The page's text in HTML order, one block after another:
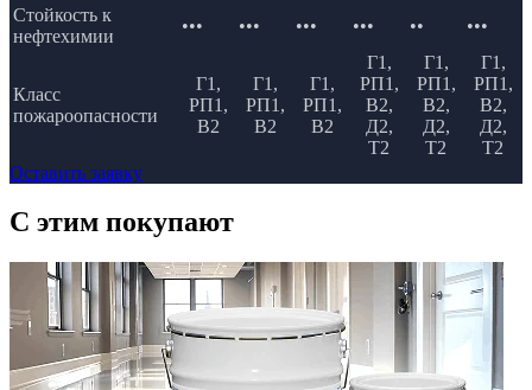
Стойкость к
нефтехимии
••• ••• ••• ••• •• •••
Класс
пожароопасности
Г1,
РП1,
В2
Г1,
РП1,
В2
Г1,
РП1,
В2
Г1,
РП1,
В2,
Д2,
Т2
Г1,
РП1,
В2,
Д2,
Т2
Г1,
РП1,
В2,
Д2,
Т2
Оставить заявку
C этим покупают